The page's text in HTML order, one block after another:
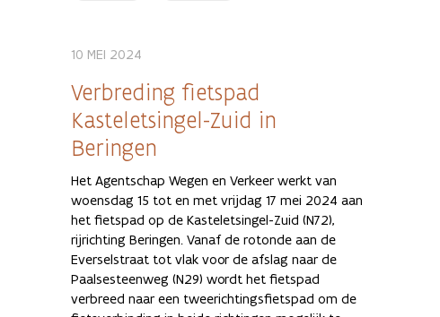
10 MEI 2024
Verbreding fietspad
Kasteletsingel-Zuid in
Beringen
Het Agentschap Wegen en Verkeer werkt van
woensdag 15 tot en met vrijdag 17 mei 2024 aan
het fietspad op de Kasteletsingel-Zuid (N72),
rijrichting Beringen. Vanaf de rotonde aan de
Everselstraat tot vlak voor de afslag naar de
Paalsesteenweg (N29) wordt het fietspad
verbreed naar een tweerichtingsfietspad om de